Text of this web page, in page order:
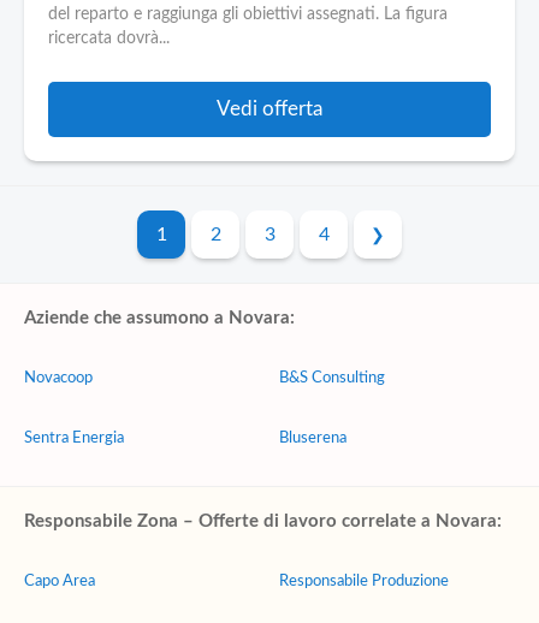
del reparto e raggiunga gli obiettivi assegnati. La figura
ricercata dovrà...
Vedi offerta
1 2 3 4
Aziende che assumono a Novara:
Novacoop
Sentra Energia
B&S Consulting
Bluserena
Responsabile Zona – Offerte di lavoro correlate a Novara:
Capo Area Responsabile Produzione